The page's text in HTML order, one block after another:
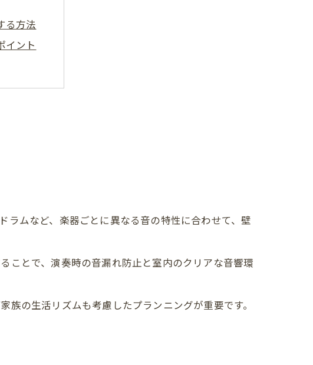
る方法
イント
境
効果
夫
ト
夫
ラムなど、楽器ごとに異なる音の特性に合わせて、壁
ことで、演奏時の音漏れ防止と室内のクリアな音響環
の生活リズムも考慮したプランニングが重要です。